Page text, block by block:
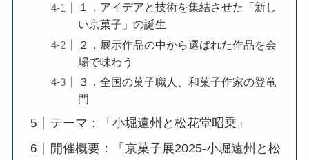
１．アイデアと技術を集結させた「新し
い京菓子」の誕生
２．展示作品の中から選ばれた作品を会
場で味わう
３．全国の菓子職人、和菓子作家の登竜
門
テーマ：「小堀遠州と松花堂昭乗」
開催概要：「京菓子展2025-小堀遠州と松